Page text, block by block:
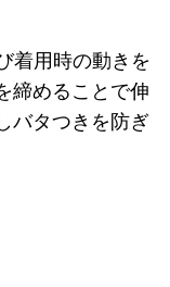
着用時の動きを
締めることで伸
バタつきを防ぎ